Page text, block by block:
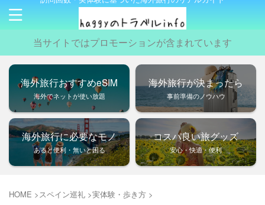
当サイトではプロモーションが含まれています
海外旅行おすすめeSIM
海外でネットが使い放題
海外旅行が決まったら
事前準備のノウハウ
海外旅行に必要なモノ
あると便利・無いと困る
コスパ良い旅グッズ
安心・快適・便利
HOME >スペイン巡礼 >実体験・歩き方 >